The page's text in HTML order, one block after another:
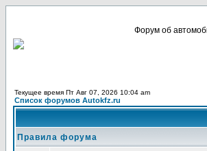
Форум об
Текущее время Пт Авг 07, 2026 10:04 am
Список форумов Autokfz.ru
Правила форума